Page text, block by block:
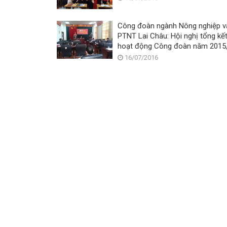
Công đoàn ngành Nông nghiệp
PTNT Lai Châu: Hội nghị tổng kết
hoạt động Công đoàn năm 2015,
nhiệm vụ công tác Công đoàn
16/07/2016